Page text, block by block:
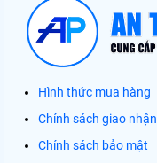
Hình thức mua hàng
Chính sách giao nhận
Chính sách bảo mật